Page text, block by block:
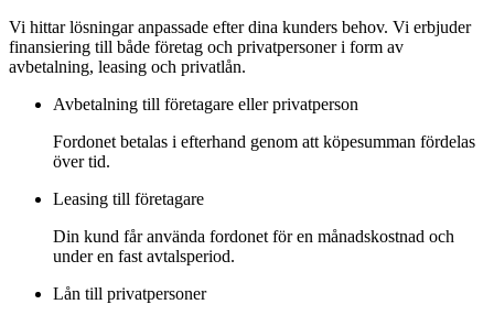
Vi hittar lösningar anpassade efter dina kunders behov. Vi erbjuder
finansiering till både företag och privatpersoner i form av
avbetalning, leasing och privatlån.
Avbetalning till företagare eller privatperson
Fordonet betalas i efterhand genom att köpesumman fördelas
över tid.
Leasing till företagare
Din kund får använda fordonet för en månadskostnad och
under en fast avtalsperiod.
Lån till privatpersoner